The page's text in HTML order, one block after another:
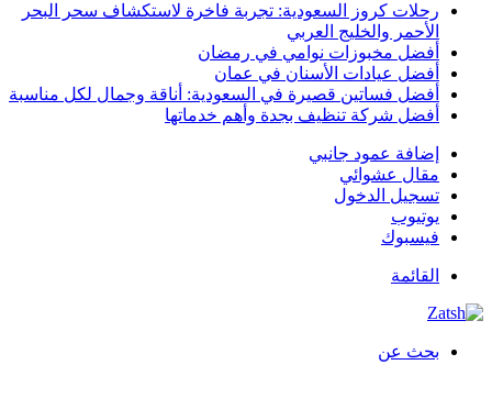
رحلات كروز السعودية: تجربة فاخرة لاستكشاف سحر البحر
الأحمر والخليج العربي
أفضل مخبوزات نوامي في رمضان
أفضل عيادات الأسنان في عمان
أفضل فساتين قصيرة في السعودية: أناقة وجمال لكل مناسبة
أفضل شركة تنظيف بجدة وأهم خدماتها
إضافة عمود جانبي
مقال عشوائي
تسجيل الدخول
يوتيوب
فيسبوك
القائمة
بحث عن